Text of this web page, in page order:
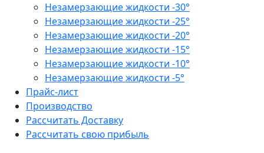
Незамерзающие жидкости -30°
Незамерзающие жидкости -25°
Незамерзающие жидкости -20°
Незамерзающие жидкости -15°
Незамерзающие жидкости -10°
Незамерзающие жидкости -5°
Прайс-лист
Производство
Рассчитать Доставку
Рассчитать свою прибыль